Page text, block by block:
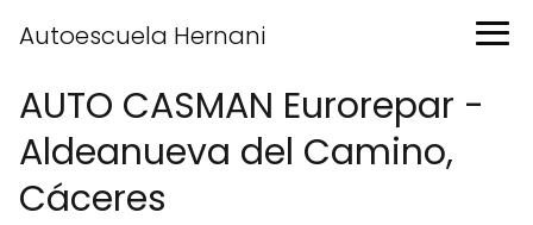
Autoescuela Hernani
AUTO CASMAN Eurorepar -
Aldeanueva del Camino,
Cáceres